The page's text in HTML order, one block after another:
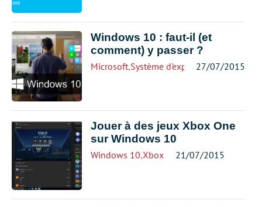
Windows 10 : faut-il (et
comment) y passer ?
Microsoft,Système d'exploitation,Windows
27/07/2015
Jouer à des jeux Xbox One
sur Windows 10
Windows 10,Xbox 21/07/2015